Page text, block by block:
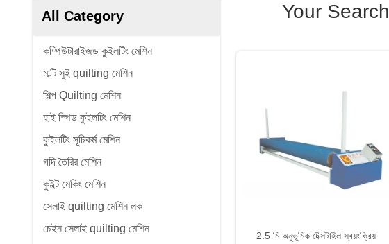
All Category
কম্পিউটারাইজড কুইলটিং মেশিন
মাল্টি সুই quilting মেশিন
শিল্প Quilting মেশিন
হাই স্পিড কুইলটিং মেশিন
কুইলটিং সূচিকর্ম মেশিন
গদি তৈরির মেশিন
কুইল্ট মেকিং মেশিন
সেলাই quilting মেশিন লক
চেইন সেলাই quilting মেশিন
Your Search
2.5 মি অনুভূমিক টেক্সটাইল স্বয়ংক্রিয়